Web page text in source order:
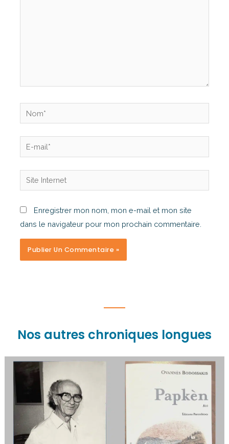
Enregistrer mon nom, mon e-mail et mon site
dans le navigateur pour mon prochain commentaire.
Nos autres chroniques longues